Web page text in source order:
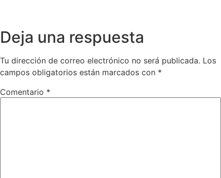
Deja una respuesta
Tu dirección de correo electrónico no será publicada. Los
campos obligatorios están marcados con *
Comentario *